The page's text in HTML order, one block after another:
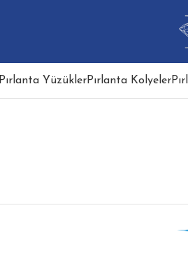
Pırlanta YüzüklerPırlanta Kolyeler